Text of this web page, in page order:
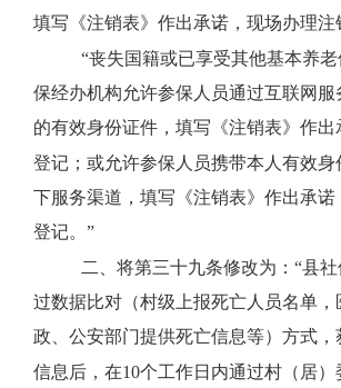
填写《注销表》作出承诺，现场办理注
“丧失国籍或已享受其他基本养
保经办机构允许参保人员通过互联网服
的有效身份证件，填写《注销表》作出
登记；或允许参保人员携带本人有效
下服务渠道，填写《注销表》作出承诺
登记。”
二、将第三十九条修改为：“县
过数据比对（村级上报死亡人员名单，
政、公安部门提供死亡信息等）方式
信息后，在10个工作日内通过村（居